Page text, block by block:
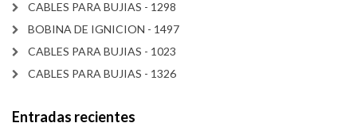
CABLES PARA BUJIAS - 1298
BOBINA DE IGNICION - 1497
CABLES PARA BUJIAS - 1023
CABLES PARA BUJIAS - 1326
Entradas recientes